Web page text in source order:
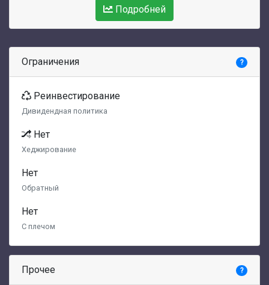
Подробней
Ограничения ?
Реинвестирование
Дивидендная политика
Нет
Хеджирование
Нет
Обратный
Нет
С плечом
Прочее ?